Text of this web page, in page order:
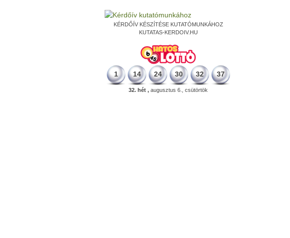
KÉRDŐÍV KÉSZÍTÉSE KUTATÓMUNKÁHOZ
KUTATAS-KERDOIV.HU
1 14 24 30 32 37
32. hét , augusztus 6., csütörtök